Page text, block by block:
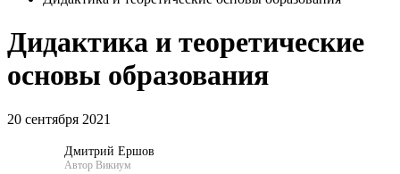
Дидактика и теоретические
основы образования
20 сентября 2021
Дмитрий Ершов
Автор Викиум